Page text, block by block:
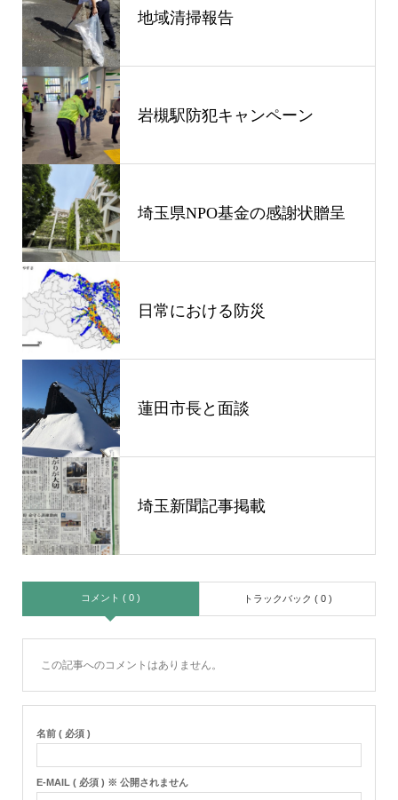
地域清掃報告
岩槻駅防犯キャンペーン
埼玉県NPO基金の感謝状贈呈
日常における防災
蓮田市長と面談
埼玉新聞記事掲載
コメント ( 0 ) トラックバック ( 0 )
この記事へのコメントはありません。
名前 ( 必須 )
E-MAIL ( 必須 ) ※ 公開されません